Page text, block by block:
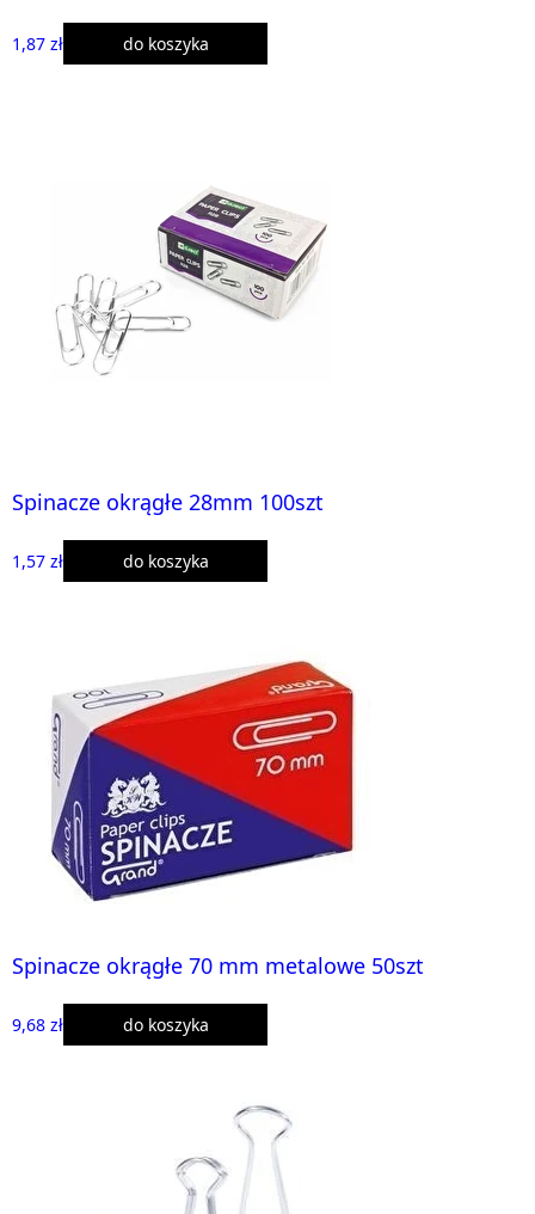
1,87 zł do koszyka
Spinacze okrągłe 28mm 100szt
1,57 zł do koszyka
Spinacze okrągłe 70 mm metalowe 50szt
9,68 zł do koszyka